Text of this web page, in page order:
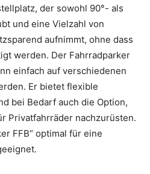
der sowohl 90°- als
und eine Vielzahl von
aufnimmt, ohne dass
werden. Der Fahrradparker
einfach auf verschiedenen
Er bietet flexible
bei Bedarf auch die Option,
Privatfahrräder nachzurüsten.
FFB“ optimal für eine